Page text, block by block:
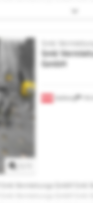
Smk
Smk
GmbH